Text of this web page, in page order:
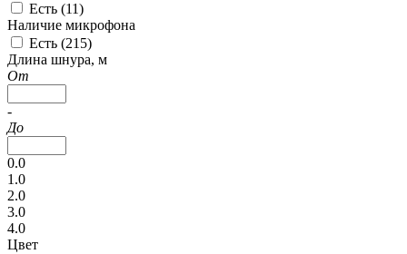
Есть (11)
Наличие микрофона
Есть (215)
Длина шнура, м
От
-
До
0.0
1.0
2.0
3.0
4.0
Цвет